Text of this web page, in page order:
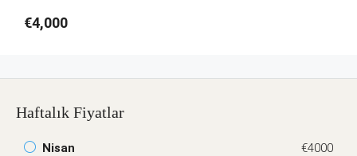
€4,000
Haftalık Fiyatlar
Nisan €4000